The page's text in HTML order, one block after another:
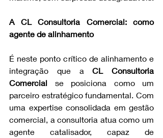
A CL Consultoria Comercial: como
agente de alinhamento
É neste ponto crítico de alinhamento e
integração que a CL Consultoria
Comercial se posiciona como um
parceiro estratégico fundamental. Com
uma expertise consolidada em gestão
comercial, a consultoria atua como um
agente catalisador, capaz de